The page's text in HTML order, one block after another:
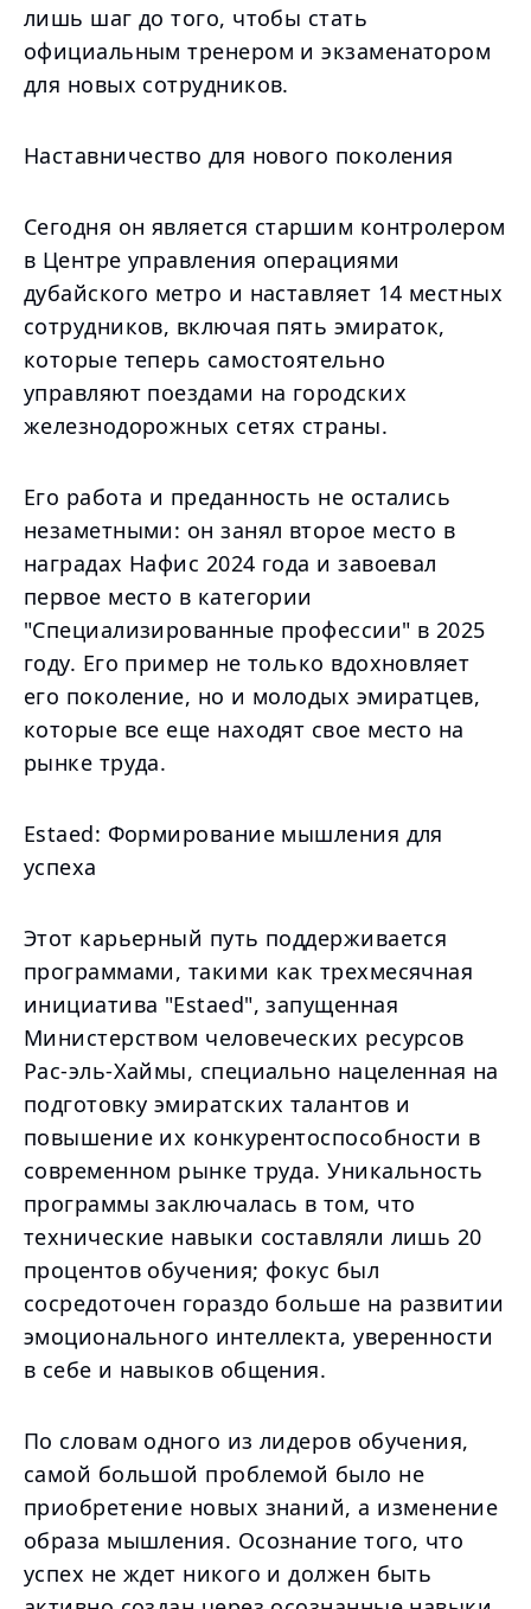
лишь шаг до того, чтобы стать
официальным тренером и экзаменатором
для новых сотрудников.
Наставничество для нового поколения
Сегодня он является старшим контролером
в Центре управления операциями
дубайского метро и наставляет 14 местных
сотрудников, включая пять эмираток,
которые теперь самостоятельно
управляют поездами на городских
железнодорожных сетях страны.
Его работа и преданность не остались
незаметными: он занял второе место в
наградах Нафис 2024 года и завоевал
первое место в категории
"Специализированные профессии" в 2025
году. Его пример не только вдохновляет
его поколение, но и молодых эмиратцев,
которые все еще находят свое место на
рынке труда.
Estaed: Формирование мышления для
успеха
Этот карьерный путь поддерживается
программами, такими как трехмесячная
инициатива "Estaed", запущенная
Министерством человеческих ресурсов
Рас-эль-Хаймы, специально нацеленная на
подготовку эмиратских талантов и
повышение их конкурентоспособности в
современном рынке труда. Уникальность
программы заключалась в том, что
технические навыки составляли лишь 20
процентов обучения; фокус был
сосредоточен гораздо больше на развитии
эмоционального интеллекта, уверенности
в себе и навыков общения.
По словам одного из лидеров обучения,
самой большой проблемой было не
приобретение новых знаний, а изменение
образа мышления. Осознание того, что
успех не ждет никого и должен быть